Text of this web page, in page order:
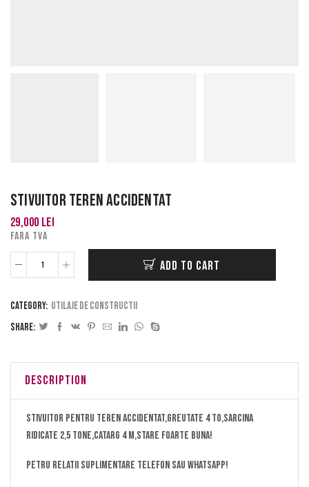
Stivuitor Teren Accidentat
29,000 lei
FARA TVA
ADD TO CART
Category: Utilaje de constructii
Share:
DESCRIPTION
Stivuitor pentru teren accidentat,greutate 4 to,sarcina
ridicate 2,5 tone,catarg 4 m,stare foarte buna!
Petru relatii suplimentare telefon sau whatsapp!